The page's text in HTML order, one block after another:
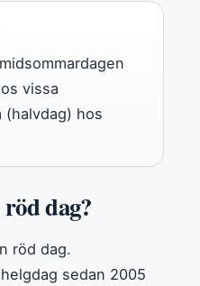
vissa
(halvdag) hos
dag?
röd dag.
sedan 2005